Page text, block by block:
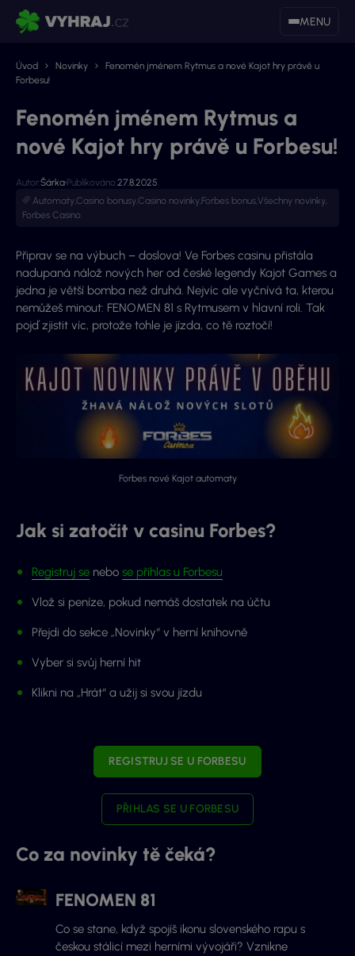
MENU
Úvod Novinky
Fenomén jménem Rytmus a nové Kajot hry právě u
Forbesu!
Fenomén jménem Rytmus a
nové Kajot hry právě u Forbesu!
Autor:Šárka Publikováno: 27.8.2025
Automaty,Casino bonusy,Casino novinky,Forbes bonus,Všechny novinky,
Forbes Casino
Připrav se na výbuch – doslova! Ve Forbes casinu přistála
nadupaná nálož nových her od české legendy Kajot Games a
jedna je větší bomba než druhá. Nejvíc ale vyčnívá ta, kterou
nemůžeš minout: FENOMEN 81 s Rytmusem v hlavní roli. Tak
pojď zjistit víc, protože tohle je jízda, co tě roztočí!
Forbes nové Kajot automaty
Jak si zatočit v casinu Forbes?
Registruj se nebo se přihlas u Forbesu
Vlož si peníze, pokud nemáš dostatek na účtu
Přejdi do sekce „Novinky“ v herní knihovně
Vyber si svůj herní hit
Klikni na „Hrát“ a užij si svou jízdu
REGISTRUJ SE U FORBESU
PŘIHLAS SE U FORBESU
Co za novinky tě čeká?
FENOMEN 81
Co se stane, když spojíš ikonu slovenského rapu s
českou stálicí mezi herními vývojáři? Vznikne